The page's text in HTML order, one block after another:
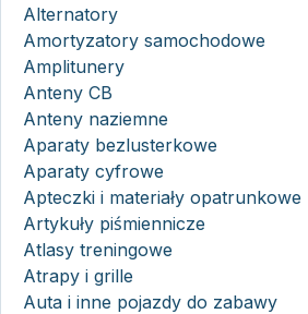
Alternatory
Amortyzatory samochodowe
Amplitunery
Anteny CB
Anteny naziemne
Aparaty bezlusterkowe
Aparaty cyfrowe
Apteczki i materiały opatrunkowe
Artykuły piśmiennicze
Atlasy treningowe
Atrapy i grille
Auta i inne pojazdy do zabawy